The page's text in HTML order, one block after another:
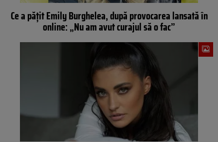
Ce a pățit Emily Burghelea, după provocarea lansată în
online: „Nu am avut curajul să o fac”